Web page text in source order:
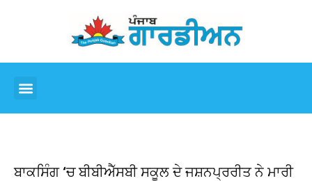
ਬਾਕਸਿੰਗ ‘ਚ ਬੀਬੀਐੱਸਬੀ ਸਕੂਲ ਦੇ ਜਸ਼ਨਪ੍ਰਰੀਤ ਨੇ ਮਾਰੀ